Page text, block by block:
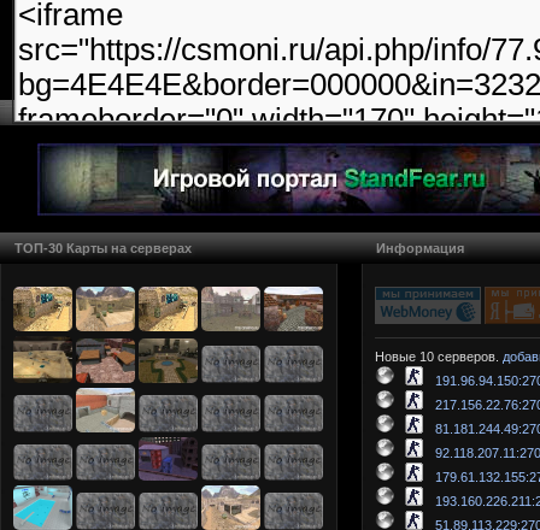
ТОП-30 Карты на серверах Информация
Новые 10 серверов.